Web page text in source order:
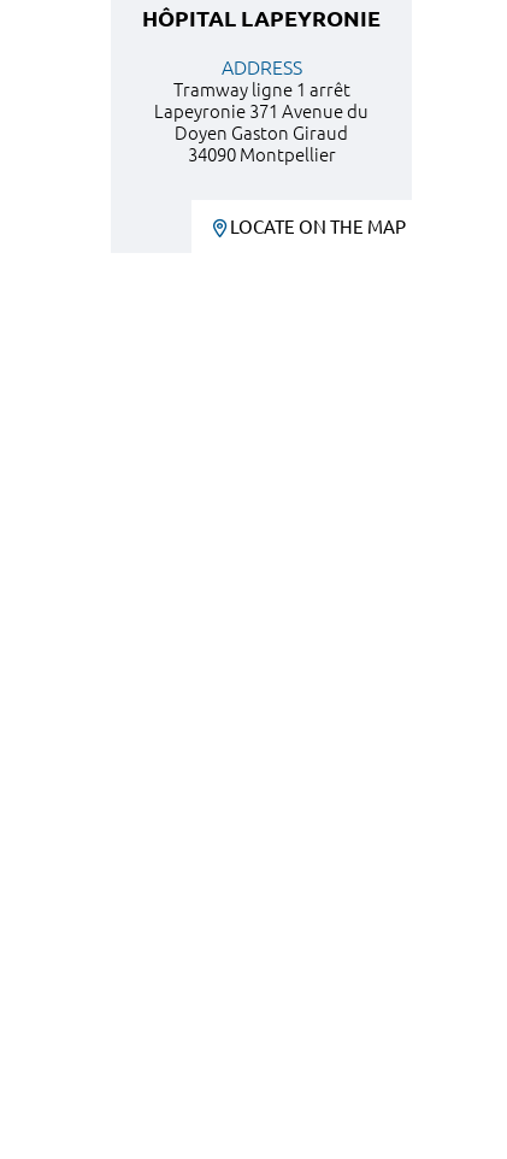
HÔPITAL LAPEYRONIE
ADDRESS
Tramway ligne 1 arrêt
Lapeyronie 371 Avenue du
Doyen Gaston Giraud
34090 Montpellier
LOCATE ON THE MAP